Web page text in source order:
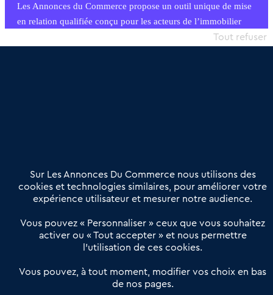
Les Annonces du Commerce propose un outil unique de mise
en relation qualifiée conçu pour les acteurs de l’immobilier
commercial et les collectivités territoriales, simple et intégrant
Offres Pro
Actualités
Qui sommes nous ?
Derniers articles
Réseau 3C : un partenaire national dédié aux transactions
Petitscommerces : Un partenariat au service du commerce de
proximité et des territoires
Sur Les Annonces Du Commerce nous utilisons des
cookies et technologies similaires, pour améliorer votre
expérience utilisateur et mesurer notre audience.
Vous pouvez « Personnaliser » ceux que vous souhaitez
activer ou « Tout accepter » et nous permettre
l’utilisation de ces cookies.
Vous pouvez, à tout moment, modifier vos choix en bas
de nos pages.
Tout refuser